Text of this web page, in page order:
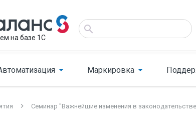
на базе 1С
Маркировка
Семинар "Важнейшие изменения в